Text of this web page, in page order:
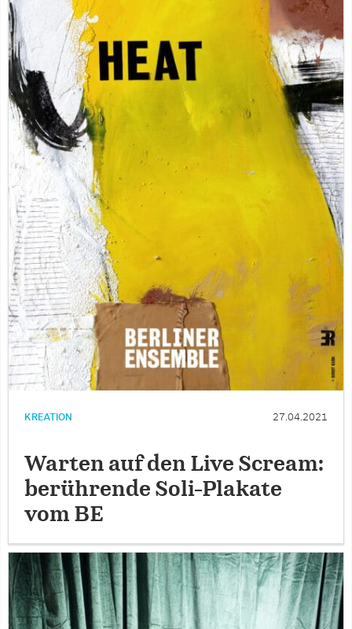
KREATION 27.04.2021
Warten auf den Live Scream:
berührende Soli-Plakate
vom BE